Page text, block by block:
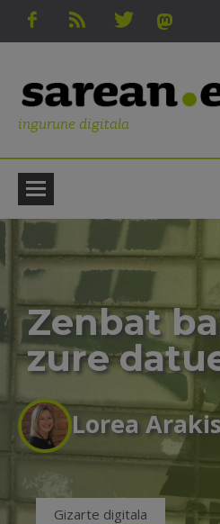
ingurune digitala
Zenbat
zure
Lorea
Gizarte digitala